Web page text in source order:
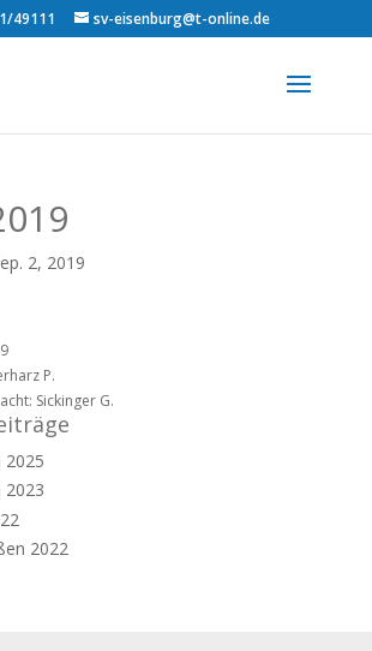
49111 sv-eisenburg@t-online.de
2, 2019
P.
Sickinger G.
2025
2023
2022